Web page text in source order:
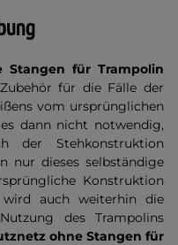
Stangen für Trampolin
für die Fälle der
vom ursprünglichen
dann nicht notwendig,
der Stehkonstruktion
nur dieses selbständige
Konstruktion
auch weiterhin die
des Trampolins
ohne Stangen für